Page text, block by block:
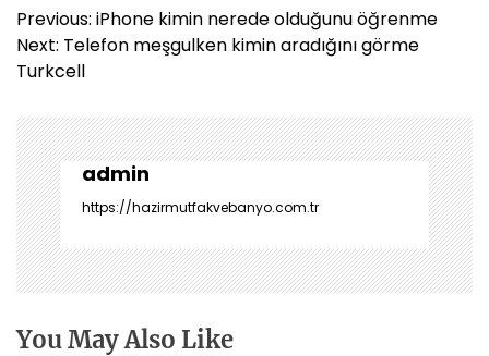
Y
a
z
g
e
z
i
n
m
e
i
Previous: iPhone kimin nerede olduğunu öğrenme
Next: Telefon meşgulken kimin aradığını görme
Turkcell
admin
https://hazirmutfakvebanyo.com.tr
You May Also Like